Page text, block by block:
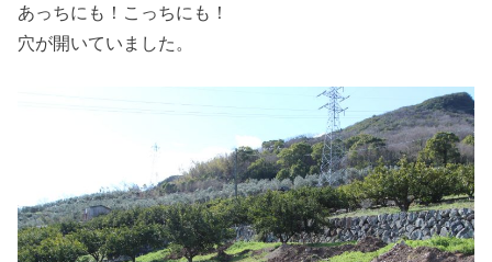
あっちにも！こっちにも！
穴が開いていました。